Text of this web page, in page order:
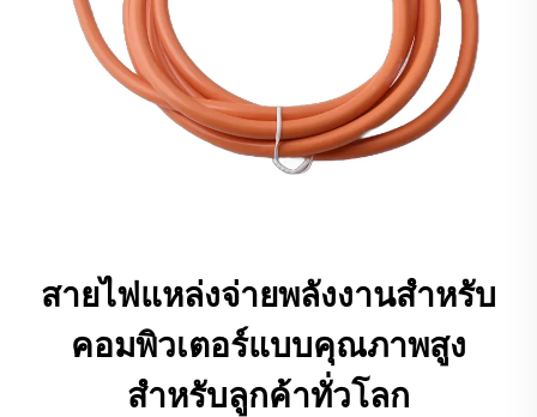
สายไฟแหล่งจ่ายพลังงานสำหรับ
คอมพิวเตอร์แบบคุณภาพสูง
สำหรับลูกค้าทั่วโลก